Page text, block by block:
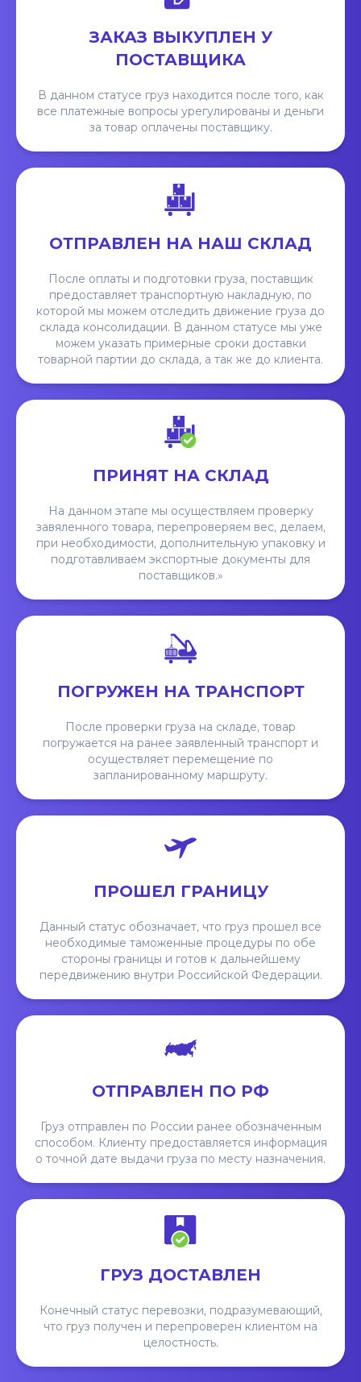
ЗАКАЗ ВЫКУПЛЕН У
ПОСТАВЩИКА
В данном статусе груз находится после того, как
все платежные вопросы урегулированы и деньги
за товар оплачены поставщику.
ОТПРАВЛЕН НА НАШ СКЛАД
После оплаты и подготовки груза, поставщик
предоставляет транспортную накладную, по
которой мы можем отследить движение груза до
склада консолидации. В данном статусе мы уже
можем указать примерные сроки доставки
товарной партии до склада, а так же до клиента.
ПРИНЯТ НА СКЛАД
На данном этапе мы осуществляем проверку
завяленного товара, перепроверяем вес, делаем,
при необходимости, дополнительную упаковку и
подготавливаем экспортные документы для
поставщиков.»
ПОГРУЖЕН НА ТРАНСПОРТ
После проверки груза на складе, товар
погружается на ранее заявленный транспорт и
осуществляет перемещение по
запланированному маршруту.
ПРОШЕЛ ГРАНИЦУ
Данный статус обозначает, что груз прошел все
необходимые таможенные процедуры по обе
стороны границы и готов к дальнейшему
передвижению внутри Российской Федерации.
ОТПРАВЛЕН ПО РФ
Груз отправлен по России ранее обозначенным
способом. Клиенту предоставляется информация
о точной дате выдачи груза по месту назначения.
ГРУЗ ДОСТАВЛЕН
Конечный статус перевозки, подразумевающий,
что груз получен и перепроверен клиентом на
целостность.